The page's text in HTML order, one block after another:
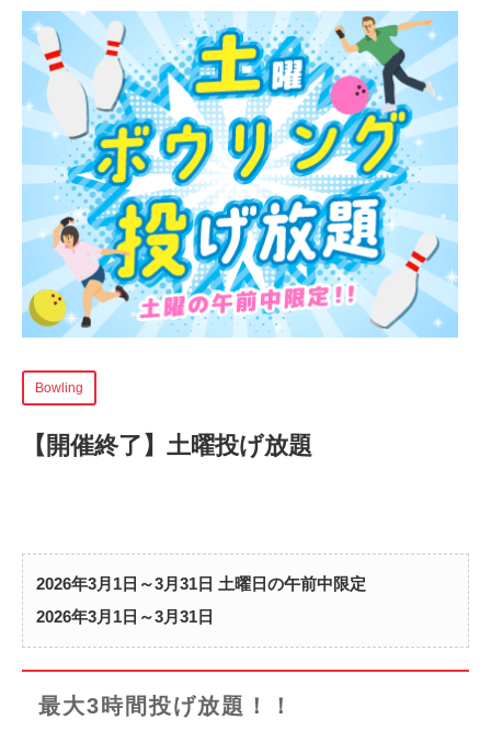
Bowling
【開催終了】 土曜投げ放題
2026年3月1日～3月31日 土曜日の午前中限定
2026年3月1日～3月31日
最大3時間投げ放題！！